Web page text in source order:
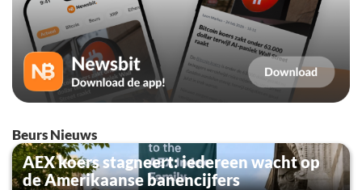
Beurs Nieuws
AEX koers stagneert: iedereen wacht op
de Amerikaanse banencijfers